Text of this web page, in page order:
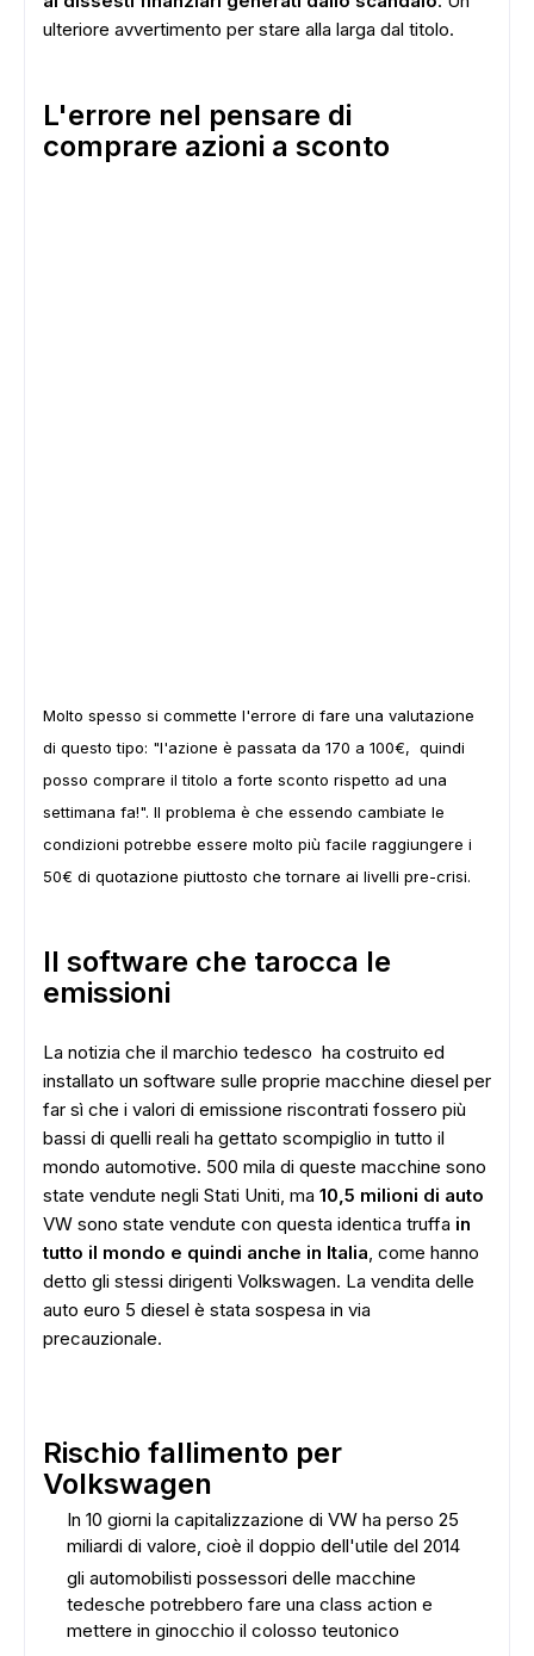
ADS
ulteriore avvertimento per stare alla larga dal titolo.
L'errore nel pensare di
comprare azioni a sconto
Molto spesso si commette l'errore di fare una valutazione
di questo tipo: "l'azione è passata da 170 a 100€, quindi
posso comprare il titolo a forte sconto rispetto ad una
settimana fa!". Il problema è che essendo cambiate le
condizioni potrebbe essere molto più facile raggiungere i
50€ di quotazione piuttosto che tornare ai livelli pre-crisi.
Il software che tarocca le
emissioni
La notizia che il marchio tedesco ha costruito ed
installato un software sulle proprie macchine diesel per
far sì che i valori di emissione riscontrati fossero più
bassi di quelli reali ha gettato scompiglio in tutto il
mondo automotive. 500 mila di queste macchine sono
state vendute negli Stati Uniti, ma 10,5 milioni di auto
VW sono state vendute con questa identica truffa in
tutto il mondo e quindi anche in Italia, come hanno
detto gli stessi dirigenti Volkswagen. La vendita delle
auto euro 5 diesel è stata sospesa in via
precauzionale.
Rischio fallimento per
Volkswagen
In 10 giorni la capitalizzazione di VW ha perso 25
miliardi di valore, cioè il doppio dell'utile del 2014
gli automobilisti possessori delle macchine
tedesche potrebbero fare una class action e
mettere in ginocchio il colosso teutonico